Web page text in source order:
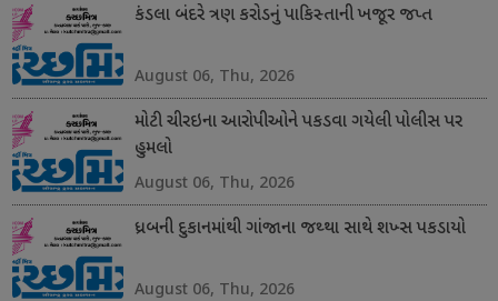
કંડલા બંદરે ત્રણ કરોડનું પાકિસ્તાની ખજૂર જપ્ત
August 06, Thu, 2026
મોટી ચીરઇના આરોપીઓને પકડવા ગયેલી પોલીસ પર
હુમલો
August 06, Thu, 2026
ધ્રબની દુકાનમાંથી ગાંજાના જથ્થા સાથે શખ્સ પકડાયો
August 06, Thu, 2026